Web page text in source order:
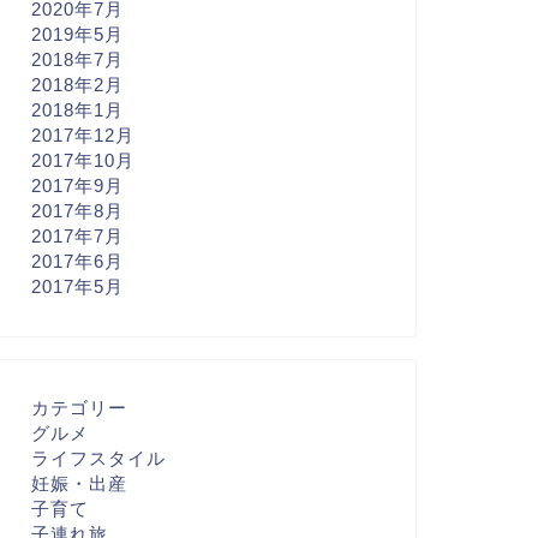
2020年7月
2019年5月
2018年7月
2018年2月
2018年1月
2017年12月
2017年10月
2017年9月
2017年8月
2017年7月
2017年6月
2017年5月
カテゴリー
グルメ
ライフスタイル
妊娠・出産
子育て
子連れ旅